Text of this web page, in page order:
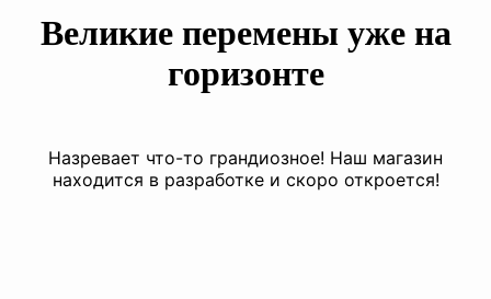
Великие перемены уже на
горизонте
Назревает что-то грандиозное! Наш магазин
находится в разработке и скоро откроется!